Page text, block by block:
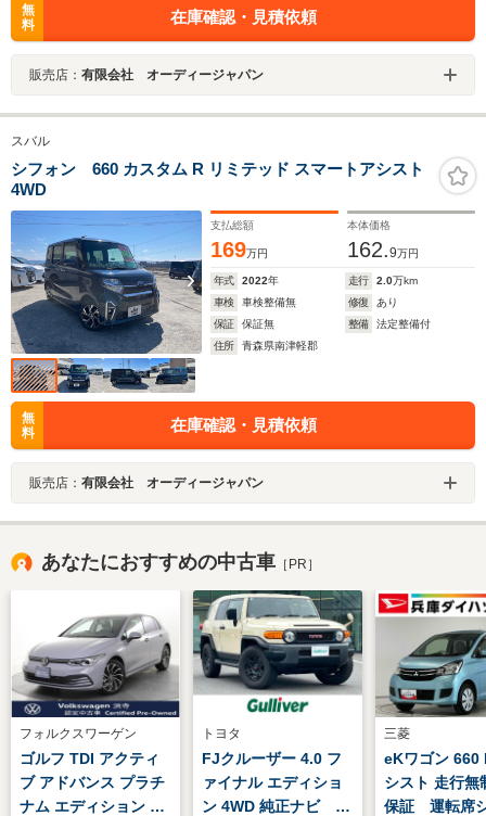
無
料
在庫確認・見積依頼
販売店： 有限会社 オーディージャパン
スバル
シフォン 660 カスタム R リミテッド スマートアシスト
4WD
支払総額
169万円
本体価格
162.9万円
年式 2022年 走行 2.0万km
車検
車検整備無 修復
あり
保証
保証無 整備
法定整備付
住所
青森県南津軽郡
無
料
在庫確認・見積依頼
販売店： 有限会社 オーディージャパン
あなたにおすすめの中古車 ［PR］
フォルクスワーゲン
ゴルフ TDI アクティ
ブ アドバンス プラチ
ナム エディション デ
トヨタ
FJクルーザー 4.0 フ
ァイナル エディショ
ン 4WD 純正ナビ バ
三菱
eKワゴン 660
シスト 走行無
保証 運転席